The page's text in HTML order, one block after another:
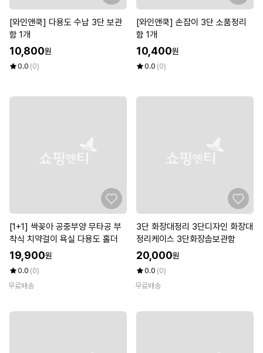
[와인앤쿡] 다용도 수납 3단 보관
함 1개
10,800원
0.0 (0)
[와인앤쿡] 손잡이 3단 소품정리
함 1개
10,400원
0.0 (0)
[1+1] 싹꽂아 공중부양 무타공 부
착식 치약걸이 욕실 다용도 홀더
19,900원
0.0 (0)
무료배송
3단 화장대정리 3단디자인 화장대
정리케이스 3단화장솜보관함
20,000원
0.0 (0)
무료배송